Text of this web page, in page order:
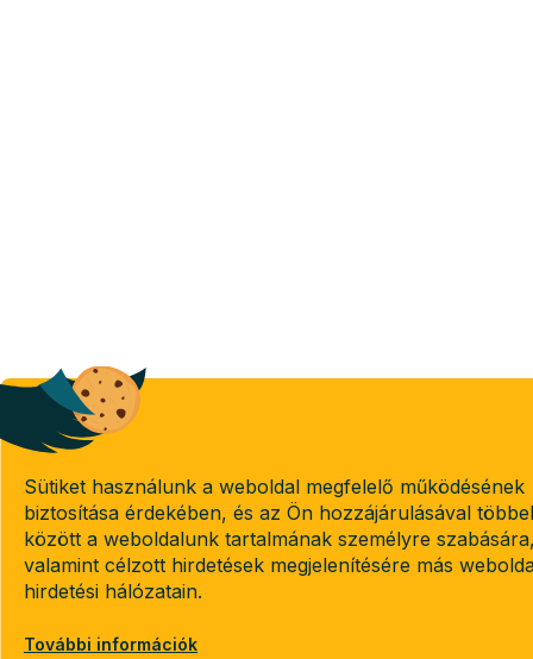
Sütiket használunk a weboldal megfelelő működésének
biztosítása érdekében, és az Ön hozzájárulásával
között a weboldalunk tartalmának személyre
valamint célzott hirdetések megjelenítésére más
hirdetési hálózatain.
További információk